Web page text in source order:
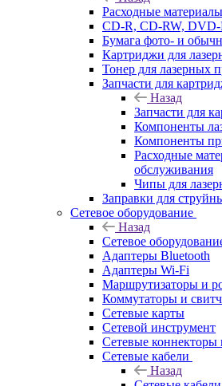
Расходные материалы
CD-R, CD-RW,
Бумага фото- и
Картриджи для
Тонер для лазерных
Запчасти для
Назад
Запчасти для
Компоненты
Компоненты
Расходные
обслуживания
Чипы для
Заправки для
Сетевое оборудование
Назад
Сетевое
Адаптеры Bluetooth
Адаптеры Wi-Fi
Маршрутизаторы и
Коммутаторы и
Сетевые карты
Сетевой инструмент
Сетевые коннекторы
Сетевые кабели
Назад